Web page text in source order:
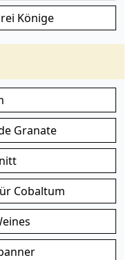
Könige
Granate
Cobaltum